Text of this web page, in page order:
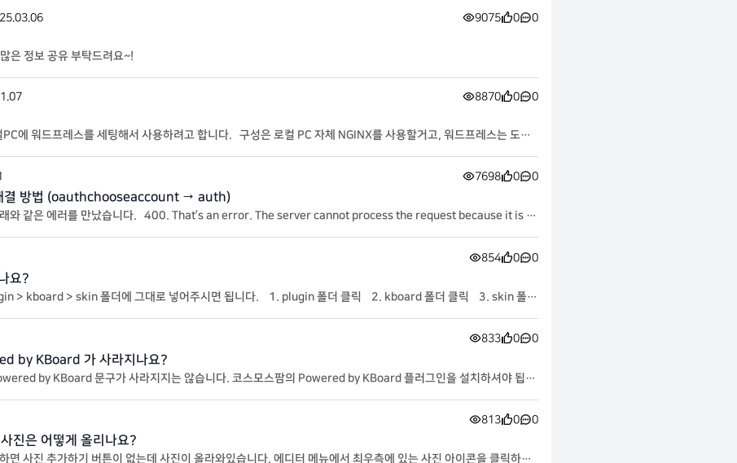
9075 0 0
은 정보 공유 부탁드려요~!
8870 0 0
에 워드프레스를 세팅해서 사용하려고 합니다. 구성은 로컬 PC 자체 NGINX를 사용할거고, 워드프레스는 도커
7698 0 0
결 방법 (oauthchooseaccount → auth)
니다. 400. That’s an error. The server cannot process the request because it is m
854 0 0
요?
> skin 폴더에 그대로 넣어주시면 됩니다. 1. plugin 폴더 클릭 2. kboard 폴더 클릭 3. skin 폴더
833 0 0
by KBoard 가 사라지나요?
라지지는 않습니다. 코스모스팜의 Powered by KBoard 플러그인을 설치하셔야 됩니
813 0 0
진은 어떻게 올리나요?
이 없는데 사진이 올라와있습니다. 에디터 메뉴에서 최우측에 있는 사진 아이콘을 클릭하면